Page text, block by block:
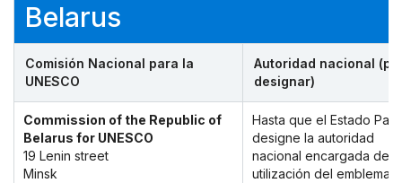
Belarus
Comisión Nacional para la
UNESCO
Autoridad nacional
designar)
Commission of the Republic of
Belarus for UNESCO
19 Lenin street
Minsk
Hasta que el Estado
designe la autoridad
nacional encargada de la
utilización del emblema,